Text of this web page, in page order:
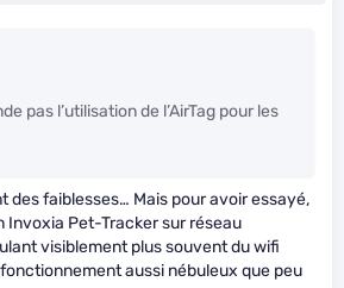
pas l’utilisation de l’AirTag pour les
des faiblesses… Mais pour avoir essayé,
Invoxia Pet-Tracker sur réseau
visiblement plus souvent du wifi
aussi nébuleux que peu